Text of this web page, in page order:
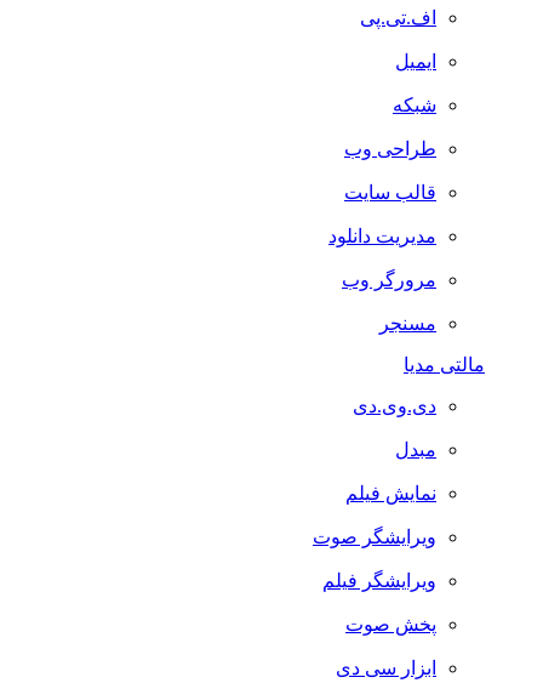
اف.تی.پی
ایمیل
شبکه
طراحی وب
قالب سایت
مدیریت دانلود
مرورگر وب
مسنجر
مالتی مدیا
دی.وی.دی
مبدل
نمایش فیلم
ویرایشگر صوت
ویرایشگر فیلم
پخش صوت
ابزار سی دی